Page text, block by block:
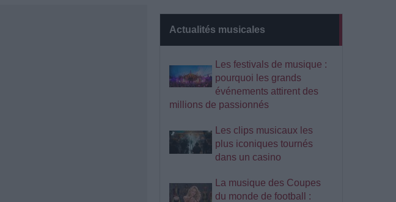
Actualités musicales
Les festivals de musique :
pourquoi les grands
événements attirent des
millions de passionnés
Les clips musicaux les
plus iconiques tournés
dans un casino
La musique des Coupes
du monde de football :